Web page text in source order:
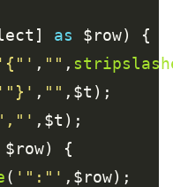
as
'{"' , "" ,
'"}' , ""
( '":"'